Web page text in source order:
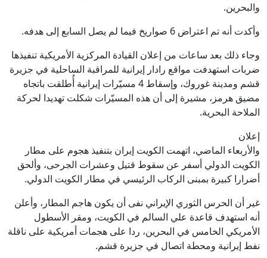
والبحرين.
وأكدت أنه تم اعتراض 6 صواريخ فيما لم يصل السابع إلى هدفه.
وجاء ذلك بعد ساعات من إعلان القيادة المركزية الأمريكية تنفيذها
ضربات استهدفت مواقع رادار إيرانية للمراقبة الساحلية في جزيرة
قشم ومدينة غوروك، وإسقاط 4 مسيّرات إيرانية أُطلقت باتجاه
مضيق هرمز، مشيرة إلى أن هذه المسيّرات شكلت تهديدا لحركة
الملاحة البحرية.
إعلان
والأربعاء الماضي، اتهمت الكويت إيران بتنفيذ هجوم على مطار
الكويت الدولي أسفر عن سقوط قتيل وعشرات الجرحى، وألحق
أضرارا كبيرة بمبنى الركاب الرئيسي في مطار الكويت الدولي.
غير أن الحرس الثوري الإيراني نفى أن يكون هاجم المطار، وأعلن
أنه استهدف قاعدة علي السالم في الكويت، ومقر الأسطول
الأمريكي الخامس في البحرين، ردا على هجمات أمريكية على ناقلة
نفط إيرانية ومحطة اتصال في جزيرة قشم.